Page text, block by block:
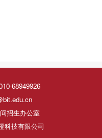
68949926
招生办公室
科技有限公司